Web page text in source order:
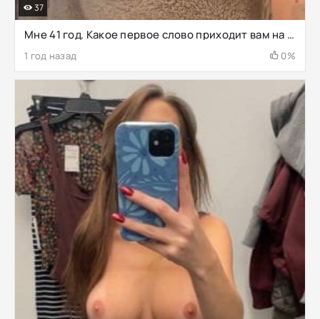
Мне 41 год. Какое первое слово приходит вам на ум…
1 год назад 0%
37